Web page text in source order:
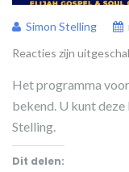
Simon Stelling
Reacties zijn
Het programma
bekend. U kunt
Stelling.
Dit delen: